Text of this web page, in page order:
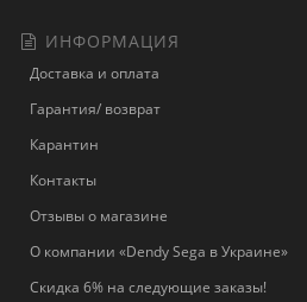
ИНФОРМАЦИЯ
Доставка и оплата
Гарантия/ возврат
Карантин
Контакты
Отзывы о магазине
О компании «Dendy Sega в Украине»
Скидка 6% на следующие заказы!